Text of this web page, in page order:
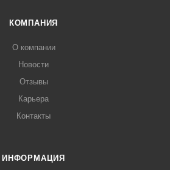
КОМПАНИЯ
О компании
Новости
Отзывы
Карьера
Контакты
ИНФОРМАЦИЯ